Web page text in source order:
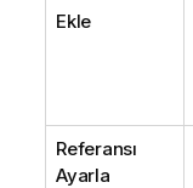
Ekle
Referansı
Ayarla